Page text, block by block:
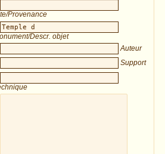
Provenance
Descr. objet
Auteur
Support